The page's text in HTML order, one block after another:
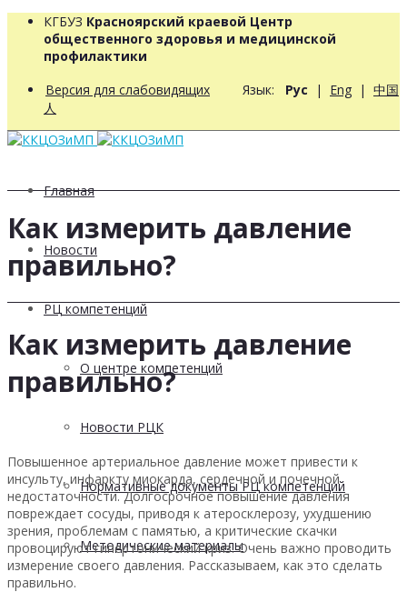
КГБУЗ Красноярский краевой Центр
общественного здоровья и медицинской
профилактики
Версия для слабовидящих Язык: Рус | Eng | 中国
人
Главная
Новости
РЦ компетенций
О центре компетенций
Новости РЦК
Нормативные документы РЦ компетенций
Методические материалы
Как измерить давление
правильно?
Как измерить давление
правильно?
Повышенное артериальное давление может привести к
инсульту, инфаркту миокарда, сердечной и почечной
недостаточности. Долгосрочное повышение давления
повреждает сосуды, приводя к атеросклерозу, ухудшению
зрения, проблемам с памятью, а критические скачки
провоцируют гипертонический криз. Очень важно проводить
измерение своего давления. Рассказываем, как это сделать
правильно.